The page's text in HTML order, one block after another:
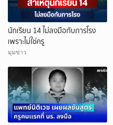
นักเรียน 14 ไม่ลงมือกับภารโรง
เพราะไม่ใช่ครู
มุมข่าว